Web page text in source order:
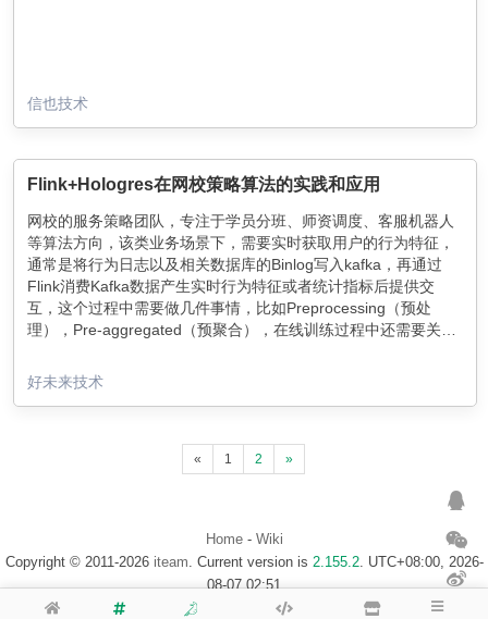
信也技术
Flink+Hologres在网校策略算法的实践和应用
网校的服务策略团队，专注于学员分班、师资调度、客服机器人
等算法方向，该类业务场景下，需要实时获取用户的行为特征，
通常是将行为日志以及相关数据库的Binlog写入kafka，再通过
Flink消费Kafka数据产生实时行为特征或者统计指标后提供交
互，这个过程中需要做几件事情，比如Preprocessing（预处
理），Pre-aggregated（预聚合），在线训练过程中还需要关联
面，也有可能需要历史数据二次计算，就需要一个实时的OLAP
平台和高并发的点查服务，形成一个交互过程，最后将实时产生
好未来技术
« 1 2 »
Home- Wiki
Copyright © 2011-2026 iteam . Current version is 2.155.2. UTC+08:00, 2026-
08-07 02:51
浙ICP备14020137号-1
$Map of visitor$